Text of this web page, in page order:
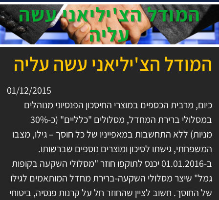
המודל הצ'יליאני עשה
עליה
המודל הצ'יליאני עשה עליה
כיום, מרבית הכספים במוצרי החיסכון הפנסיוני מנוהלים
במסלולי ברירת המחדל, מסלולים "כלליים" (כ-30%
מניות) ללא התחשבות במאפייניו של כל חוסך – גילו, מצבו
המשפחתי, גישתו לסיכון ומוצרים נוספים שברשותו.
ב-01.01.2016 יכנס לתוקפו חוזר "מסלולי השקעה בקופות
גמל" שיצר מסלולי השקעה-ברירת מחדל המותאמים לגילו
של החוסך. חשוב לציין שהחוזר חל על קרנות פנסיה, ביטוחי